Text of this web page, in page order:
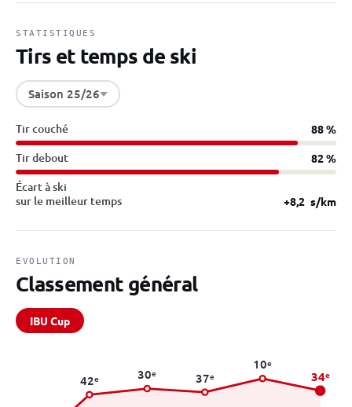
STATISTIQUES
Tirs et temps de ski
Saison 25/26
Tir couché 88 %
Tir debout 82 %
Écart à ski
sur le meilleur temps
+8,2 s/km
EVOLUTION
Classement général
IBU Cup
42e 30e 37e
10e
34e